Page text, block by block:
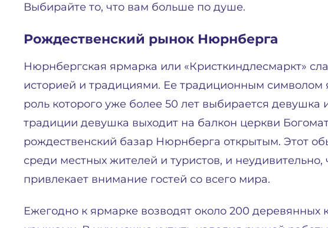
Выбирайте то, что вам больше по душе.
Рождественский рынок Нюрнберга
Нюрнбергская ярмарка или «Кристкиндлесмаркт»
историей и традициями. Ее традиционным символом
роль которого уже более 50 лет выбирается девушка
традиции девушка выходит на балкон церкви
рождественский базар Нюрнберга открытым. Этот
среди местных жителей и туристов, и
привлекает внимание гостей со всего мира.
Ежегодно к ярмарке возводят около 200 деревянных